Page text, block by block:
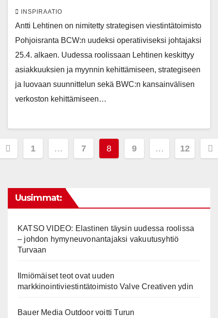
INSPIRAATIO
Antti Lehtinen on nimitetty strategisen viestintätoimisto
Pohjoisranta BCW:n uudeksi operatiiviseksi johtajaksi
25.4. alkaen. Uudessa roolissaan Lehtinen keskittyy
asiakkuuksien ja myynnin kehittämiseen, strategiseen
ja luovaan suunnittelun sekä BWC:n kansainvälisen
verkoston kehittämiseen…
1 … 7 8 9 … 12
Uusimmat:
KATSO VIDEO: Elastinen täysin uudessa roolissa
– johdon hymyneuvonantajaksi vakuutusyhtiö
Turvaan
Ilmiömäiset teot ovat uuden
markkinointiviestintätoimisto Valve Creativen ydin
Bauer Media Outdoor voitti Turun